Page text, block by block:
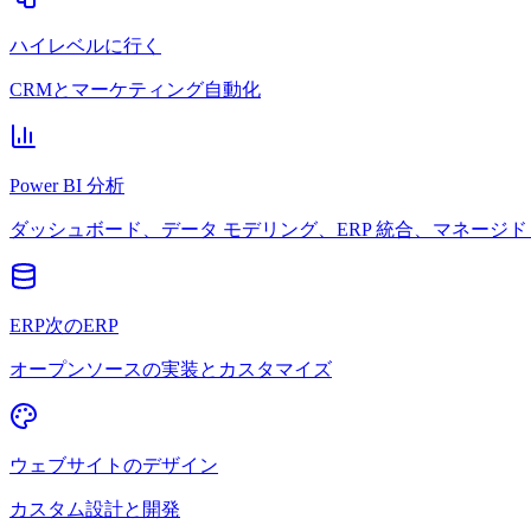
ハイレベルに行く
CRMとマーケティング自動化
Power BI 分析
ダッシュボード、データ モデリング、ERP 統合、マネージド
ERP次のERP
オープンソースの実装とカスタマイズ
ウェブサイトのデザイン
カスタム設計と開発